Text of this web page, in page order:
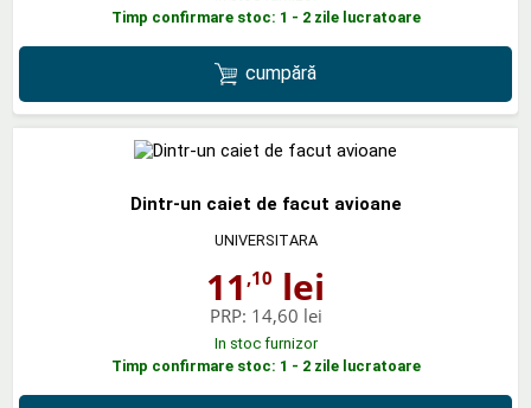
Timp confirmare stoc: 1 - 2 zile lucratoare
cumpără
Dintr-un caiet de facut avioane
UNIVERSITARA
11 ,10 lei
PRP: 14,60 lei
In stoc furnizor
Timp confirmare stoc: 1 - 2 zile lucratoare